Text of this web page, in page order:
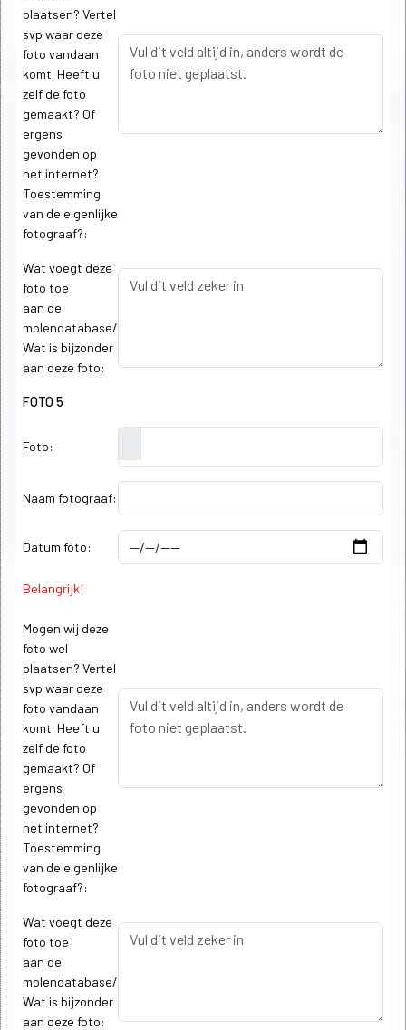
plaatsen? Vertel
svp waar deze
foto vandaan
komt. Heeft u
zelf de foto
gemaakt? Of
ergens
gevonden op
het internet?
Toestemming
van de eigenlijke
fotograaf?:
Wat voegt deze
foto toe
aan de
molendatabase/
Wat is bijzonder
aan deze foto:
FOTO 5
Foto:
Naam fotograaf:
Datum foto:
Belangrijk!
Mogen wij deze
foto wel
plaatsen? Vertel
svp waar deze
foto vandaan
komt. Heeft u
zelf de foto
gemaakt? Of
ergens
gevonden op
het internet?
Toestemming
van de eigenlijke
fotograaf?:
Wat voegt deze
foto toe
aan de
molendatabase/
Wat is bijzonder
aan deze foto: